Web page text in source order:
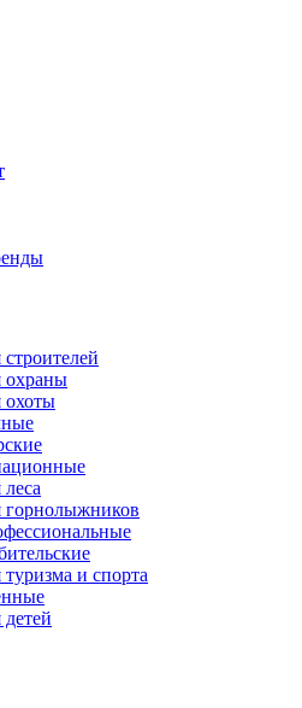
охраны
охоты
горнолыжников
и спорта